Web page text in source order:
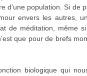
d’une population. Si de
envers les autres,
de méditation, même
que pour de brefs
biologique qui